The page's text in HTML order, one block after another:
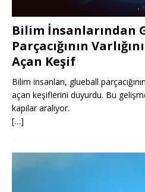
Bilim İnsanlarından
Parçacığının
Açan Keşif
Bilim insanları, glueball
açan keşiflerini duyurdu. Bu
kapılar aralıyor.
[…]